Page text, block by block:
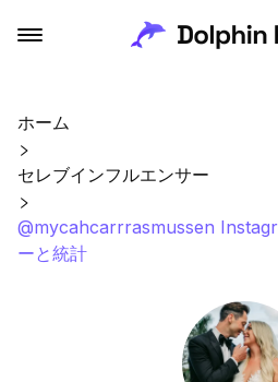
ホーム
セレブインフルエンサー
@mycahcarrrasmussen
ーと統計